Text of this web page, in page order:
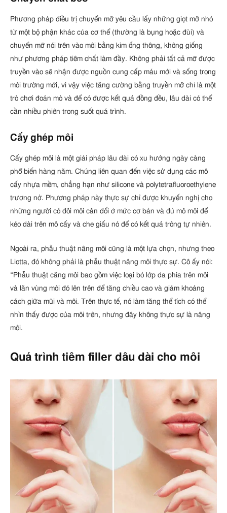
Phương pháp điều trị chuyển mỡ yêu cầu lấy những giọt mỡ nhỏ
từ một bộ phận khác của cơ thể (thường là bụng hoặc đùi) và
chuyển mỡ nói trên vào môi bằng kim ống thông, không giống
như phương pháp tiêm chất làm đầy. Không phải tất cả mỡ được
truyền vào sẽ nhận được nguồn cung cấp máu mới và sống trong
môi trường mới, vì vậy việc tăng cường bằng truyền mỡ chỉ là một
trò chơi đoán mò và để có được kết quả đồng đều, lâu dài có thể
cần nhiều phiên trong suốt quá trình.
Cấy ghép môi
Cấy ghép môi là một giải pháp lâu dài có xu hướng ngày càng
phổ biến hàng năm. Chúng liên quan đến việc sử dụng các mô
cấy nhựa mềm, chẳng hạn như silicone và polytetrafluoroethylene
trương nở. Phương pháp này thực sự chỉ được khuyến nghị cho
những người có đôi môi cân đối ở mức cơ bản và đủ mô môi để
kéo dài trên mô cấy và che giấu nó để có kết quả trông tự nhiên.
Ngoài ra, phẫu thuật nâng môi cũng là một lựa chọn, nhưng theo
Liotta, đó không phải là phẫu thuật nâng môi thực sự. Cô ấy nói:
“Phẫu thuật căng môi bao gồm việc loại bỏ lớp da phía trên môi
và lăn vùng môi đỏ lên trên để tăng chiều cao và giảm khoảng
cách giữa mũi và môi. Trên thực tế, nó làm tăng thể tích có thể
nhìn thấy được của môi trên, nhưng đây không thực sự là nâng
môi.
Quá trình tiêm filler dâu dài cho môi